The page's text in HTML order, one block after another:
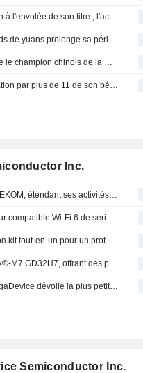
Giga Device Semiconductor ne voit aucune raison à l'envolée de son titre ; l'action grimpe de 9 %
GigaDevice : le fonds de partenariat de 10 milliards de yuans prolonge sa période d'investissement, l'action bondit de 9 %
Qu'est-ce que CXMT et comment est-elle devenue le champion chinois de la DRAM ?
GigaDevice Semiconductor prévoit une multiplication par plus de 11 de son bénéfice au premier semestre
Inc.
Semiconductor Inc.